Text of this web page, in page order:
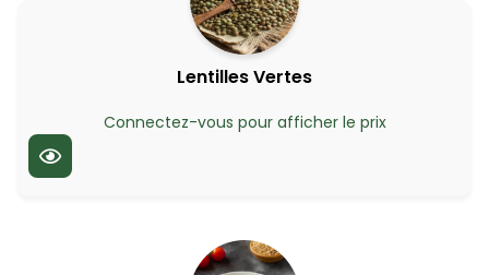
Lentilles Vertes
Connectez-vous pour afficher le prix